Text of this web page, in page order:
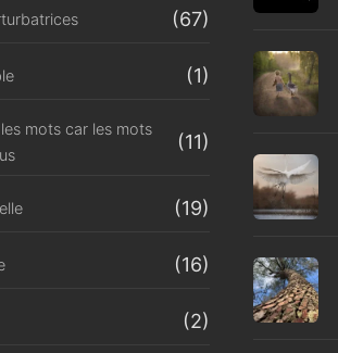
(67)
(1)
mots car les mots
(11)
(19)
(16)
(2)